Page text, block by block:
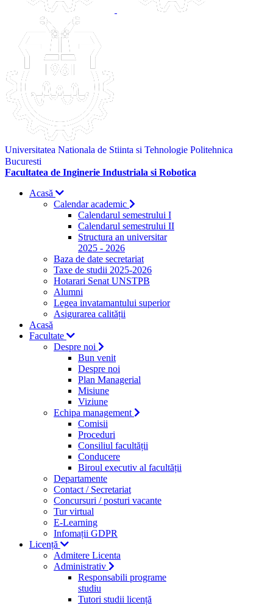
Universitatea Nationala de Stiinta si Tehnologie Politehnica
Bucuresti
Facultatea de Inginerie Industriala si Robotica
Acasă
Calendar academic
Calendarul semestrului I
Calendarul semestrului II
Structura an universitar
2025 - 2026
Baza de date secretariat
Taxe de studii 2025-2026
Hotarari Senat UNSTPB
Alumni
Legea invatamantului superior
Asigurarea calității
Acasă
Facultate
Despre noi
Bun venit
Despre noi
Plan Managerial
Misiune
Viziune
Echipa management
Comisii
Proceduri
Consiliul facultății
Conducere
Biroul executiv al facultății
Departamente
Contact / Secretariat
Concursuri / posturi vacante
Tur virtual
E-Learning
Infomații GDPR
Licență
Admitere Licenta
Administrativ
Responsabili programe
studiu
Tutori studii licență